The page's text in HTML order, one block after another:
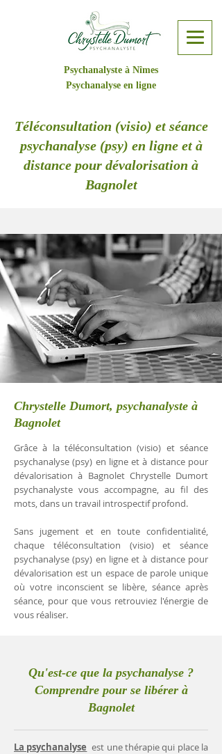
Psychanalyste à Nîmes
Psychanalyse en ligne
Téléconsultation (visio) et séance
psychanalyse (psy) en ligne et à
distance pour dévalorisation à
Bagnolet
Chrystelle Dumort, psychanalyste à
Bagnolet
Grâce à la téléconsultation (visio) et séance
psychanalyse (psy) en ligne et à distance pour
dévalorisation à Bagnolet Chrystelle Dumort
psychanalyste vous accompagne, au fil des
mots, dans un travail introspectif profond.
Sans jugement et en toute confidentialité,
chaque téléconsultation (visio) et séance
psychanalyse (psy) en ligne et à distance pour
dévalorisation est un espace de parole unique
où votre inconscient se libère, séance après
séance, pour que vous retrouviez l'énergie de
vous réaliser.
Qu'est-ce que la psychanalyse ?
Comprendre pour se libérer à
Bagnolet
La psychanalyse est une thérapie qui place la